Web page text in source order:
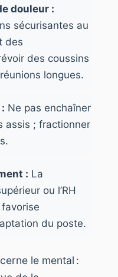
douleur :
sécurisantes au
des
des coussins
longues.
Ne pas enchaîner
assis ; fractionner
: La
ou l’RH
du poste.
le mental :